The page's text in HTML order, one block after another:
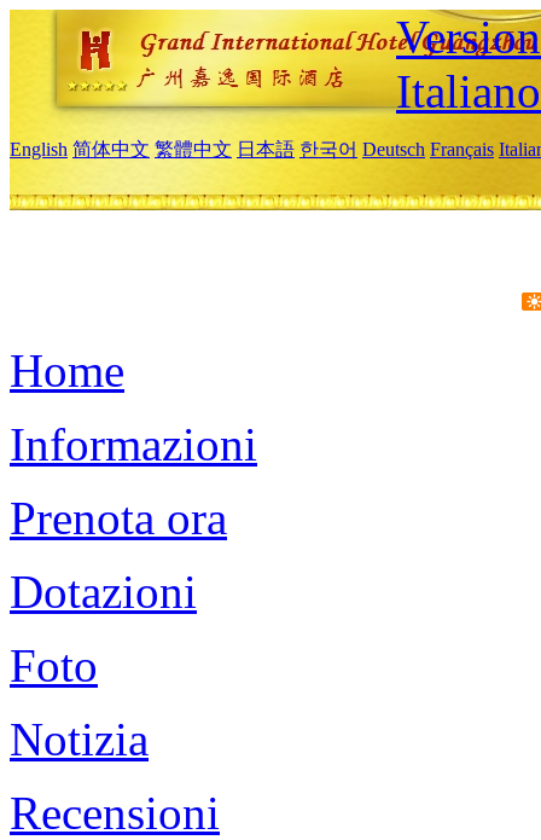
Italiano
English 简体中文 繁體中文 日本語 한국어 Deutsch Français
Home
Informazioni
Prenota ora
Dotazioni
Foto
Notizia
Recensioni